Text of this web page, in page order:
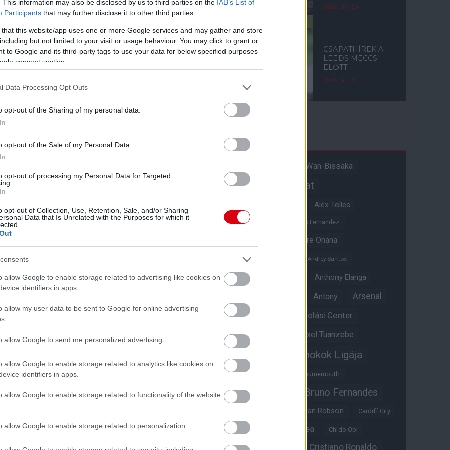
This information may also be disclosed by us to third parties on the IAB’s List of
Participants that may further disclose it to other third parties.
this website/app uses one or more Google services and may gather and store
but not limited to your visit or usage behaviour. You may click to grant or
to Google and its third-party tags to use your data for below specified purposes
consent section.
Data Processing Opt Outs
opt-out of the Sharing of my personal data.
opt-out of the Sale of my Personal Data.
opt-out of processing my Personal Data for Targeted
opt-out of Collection, Use, Retention, Sale, and/or Sharing
Data that Is Unrelated with the Purposes for which it
allow Google to enable storage related to advertising like cookies on
identifiers in apps.
allow my user data to be sent to Google for online advertising
allow Google to send me personalized advertising.
allow Google to enable storage related to analytics like cookies on
identifiers in apps.
allow Google to enable storage related to functionality of the website
allow Google to enable storage related to personalization.
on is!
működését!
2026. ápr. 24.
CSAPATHÍREK A
LEEDS MECCS
ELŐTT
2026. ápr. 11.
Aaron Wan-Bissaka
Akadémiai csapat
Alex Telles
Altay Bayindir Alvaro Fernandez
Andre Onana
Andreas Pereira
Andrey Santos
Angol válogatott Anthony Elanga
Antony Arsenal
Aston Villa Átigazolási Center
Átigazolások Axel Tuanzebe
Bajnokok Ligája
Benjamin Sesko Bournemouth
Brandon Williams Bruno Fernandes
Bryan Robson Cardiff City
Casemiro Chelsea Chido Obi
Christian Eriksen Cristiano Ronaldo